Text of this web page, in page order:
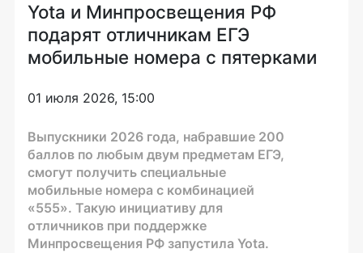
Yota и Минпросвещения РФ
подарят отличникам ЕГЭ
мобильные номера с пятерками
01 июля 2026, 15:00
Выпускники 2026 года, набравшие 200
баллов по любым двум предметам ЕГЭ,
смогут получить специальные
мобильные номера с комбинацией
«555». Такую инициативу для
отличников при поддержке
Минпросвещения РФ запустила Yota.